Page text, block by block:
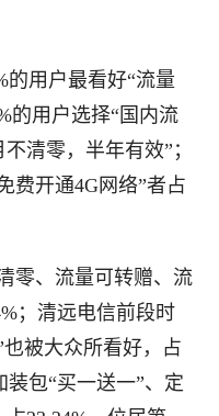
用户最看好“流量
的用户选择“国内流
清零，半年有效”；
费开通4G网络”者占
、流量可转赠、流
；清远电信前段时
被大众所看好，占
装包“买一送一”、定